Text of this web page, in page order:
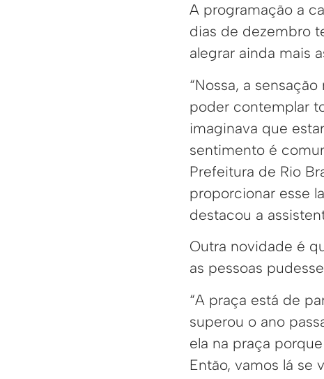
A programação a
dias de dezembro
alegrar ainda mais
“Nossa, a
poder contemplar
imaginava que
sentimento é
Prefeitura de Rio
proporcionar esse
destacou a
Outra novidade é
as pessoas
“A praça está de
superou o ano
ela na praça
Então, vamos lá se